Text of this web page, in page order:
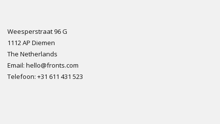
Weesperstraat 96 G
1112 AP Diemen
The Netherlands
Email: hello@fronts.com
Telefoon: +31 611 431 523